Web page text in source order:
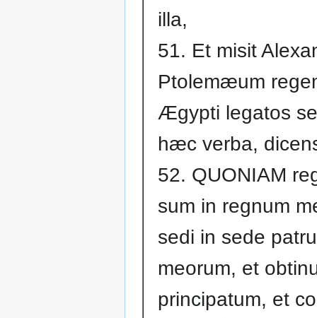
illa,
51. Et misit
Ptolemæum
Ægypti legatos
hæc verba,
52. QUONIAM
sum in regnum
sedi in sede
meorum, et
principatum, et